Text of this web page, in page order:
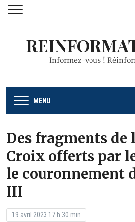
Informez-vous !
MENU
Des fragments de
Croix offerts par
le couronnement
III
19 avril 2023 17 h 30 min